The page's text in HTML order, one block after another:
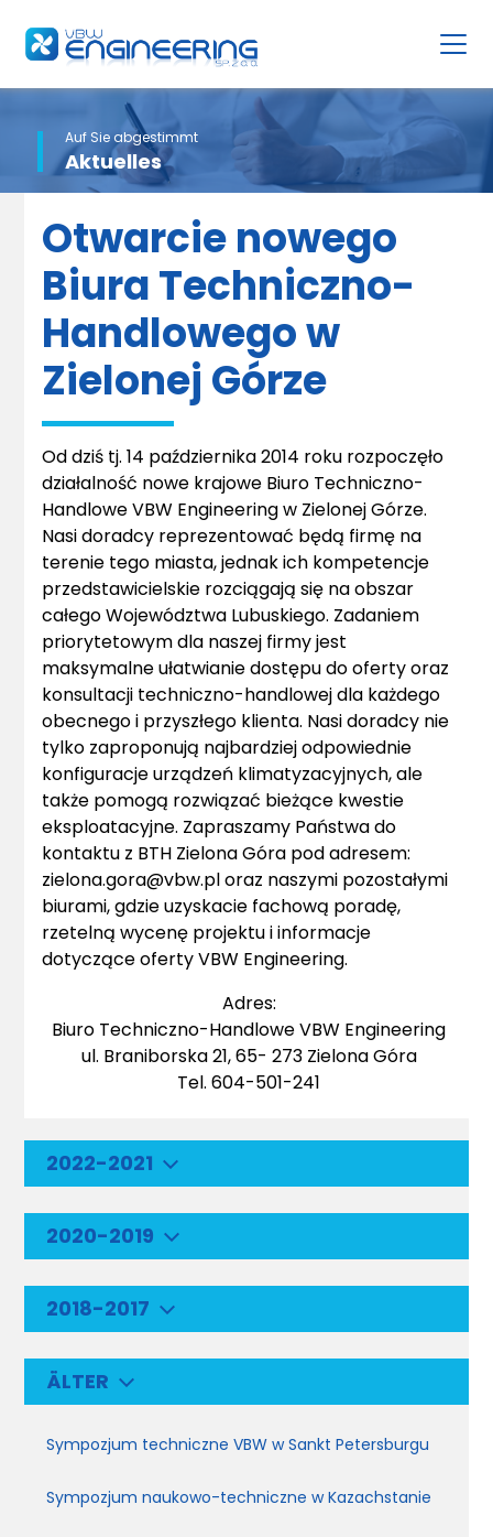
Auf Sie abgestimmt
Aktuelles
2022-2021
2020-2019
2018-2017
ÄLTER
Sympozjum techniczne VBW w Sankt Petersburgu
Sympozjum naukowo-techniczne w Kazachstanie
Otwarcie nowego
Biura Techniczno-
Handlowego w
Zielonej Górze
Od dziś tj. 14 października 2014 roku rozpoczęło
działalność nowe krajowe Biuro Techniczno-
Handlowe VBW Engineering w Zielonej Górze.
Nasi doradcy reprezentować będą firmę na
terenie tego miasta, jednak ich kompetencje
przedstawicielskie rozciągają się na obszar
całego Województwa Lubuskiego. Zadaniem
priorytetowym dla naszej firmy jest
maksymalne ułatwianie dostępu do oferty oraz
konsultacji techniczno-handlowej dla każdego
obecnego i przyszłego klienta. Nasi doradcy nie
tylko zaproponują najbardziej odpowiednie
konfiguracje urządzeń klimatyzacyjnych, ale
także pomogą rozwiązać bieżące kwestie
eksploatacyjne. Zapraszamy Państwa do
kontaktu z BTH Zielona Góra pod adresem:
zielona.gora@vbw.pl oraz naszymi pozostałymi
biurami, gdzie uzyskacie fachową poradę,
rzetelną wycenę projektu i informacje
dotyczące oferty VBW Engineering.
Adres:
Biuro Techniczno-Handlowe VBW Engineering
ul. Braniborska 21, 65- 273 Zielona Góra
Tel. 604-501-241